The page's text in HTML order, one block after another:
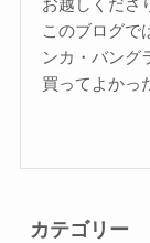
このブログで
ンカ・バング
買ってよかっ
カテゴリー